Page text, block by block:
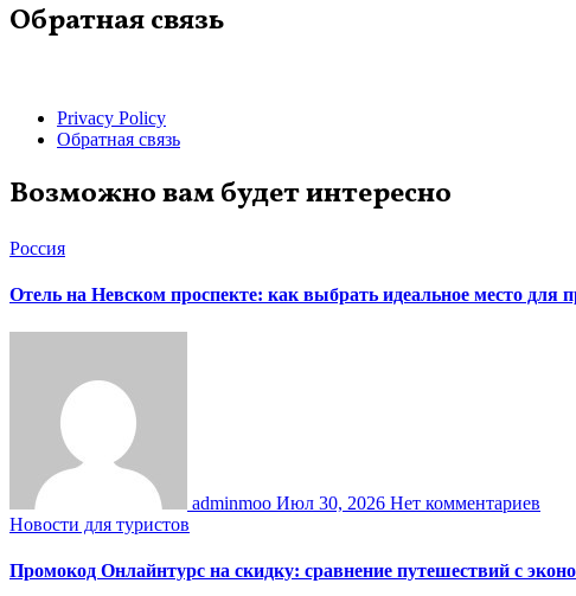
Обратная связь
Privacy Policy
Обратная связь
Возможно вам будет интересно
Россия
Отель на Невском проспекте: как выбрать идеальное место для
adminmoo Июл 30, 2026 Нет комментариев
Новости для туристов
Промокод Онлайнтурс на скидку: сравнение путешествий с